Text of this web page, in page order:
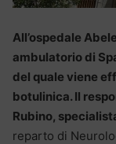
All’ospedale
ambulatorio di
del quale viene
botulinica. Il
Rubino,
reparto di